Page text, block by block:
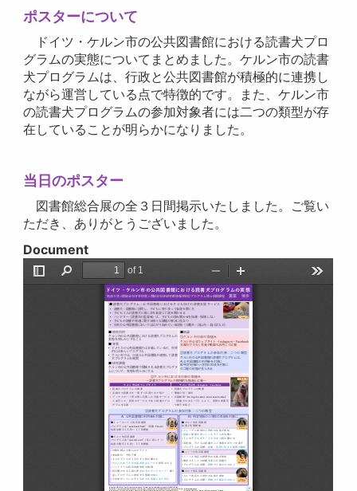
ポスターについて
ドイツ・ケルン市の公共図書館における読書犬プロ
グラムの実態についてまとめました。ケルン市の読書
犬プログラムは、行政と公共図書館が積極的に連携し
ながら運営している点で特徴的です。また、ケルン市
の読書犬プログラムの参加対象者には二つの類型が存
在していることが明らかになりました。
当日のポスター
図書館総合展の全３日間掲示いたしました。ご覧い
ただき、ありがとうございました。
Document